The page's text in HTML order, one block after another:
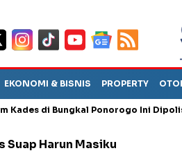
EKONOMI & BISNIS PROPERTY
di Bungkal Ponorogo Ini Dipolisikan
Suap Harun Masiku